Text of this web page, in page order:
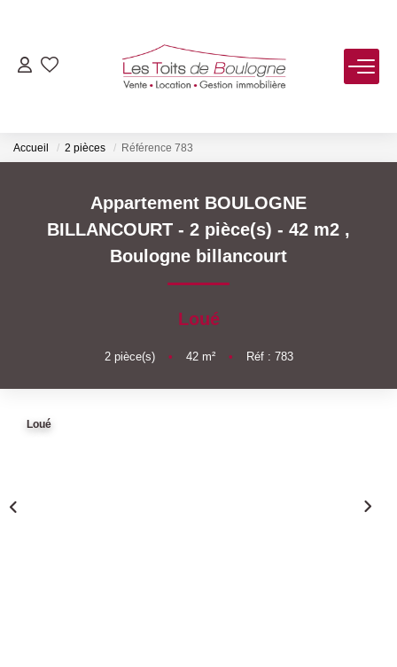
ACHETER
LOUER
VENDRE
Estimer
Biens Vendus
FAIRE GÉRER
Accueil 2 pièces Référence 783
Appartement BOULOGNE
BILLANCOURT - 2 pièce(s) - 42 m2 ,
Boulogne billancourt
Loué
2pièce(s) • 42m² • Réf : 783
Loué